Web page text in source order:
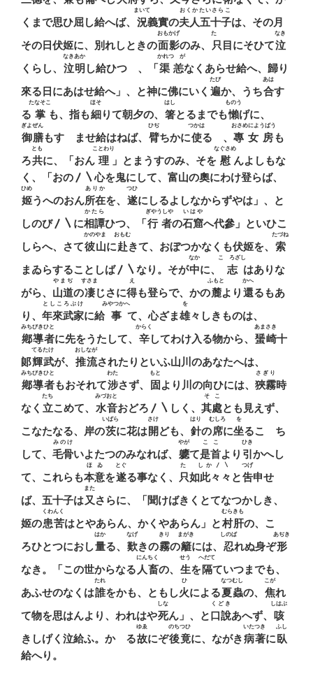
くまで思ひ屈し給へば、 況
まいて
義實の夫人五十子
おくかたいさらこ
は、その月
その日伏姬に、別れしときの面影
おもかげ
のみ、 只
たゞ
目にそひて泣
なき
くらし、 泣明
なきあか
し給ひつゝ、「渠恙
かれつゝが
なくあらせ給へ、歸り
來る日にあはせ給へ」、と神に佛にいく 遍
たび
か、うち合
あは
す
る 掌
たなそこ
も、指も細
ほそ
りて朝夕の、 箸
はし
とるまでも懶
ものう
げに、
御膳
ぎよぜん
もすゝませ給はねば、 臂
ひぢ
ちかに使
つかは
るゝ、 專女房
おさめにようばう
も
ろ共
とも
に、「おん 理
ことわり
」とまうすのみ、そを 慰
なぐさめ
んよしもな
く、「おの〳〵心を鬼にして、富山の奧にわけ登らば、
姬
ひめ
うへのおん所在
ありか
を、 遂
つひ
にしるよしなからずやは」、と
しのび〳〵に相譚
かたら
ひつ、「行者
ぎやうしや
の石窟
いはや
へ代參」といひこ
しらへ、さて彼山
かのやま
に赴
おもむ
きて、おぼつかなくも伏姬を、 索
たづね
まゐらすることしば〳〵なり。そが中
なか
に、 志
こゝろざし
はありな
がら、 山道
やまぢ
の凄
すさま
じさに得
え
も登らで、かの麓
ふもと
より還
かへ
るもあ
り、 年來武家
としころぶけ
に給 事
みやつかへ
て、心ざま雄
を
々 しきものは、
鄕導者
みちびきひと
に先をうたして、 辛
からく
してわけ入る物から、 蜑崎
あまさき
十
郞輝武
てるたけ
が、 推流
おしなが
されたりといふ山川のあなたへは、
鄕導者
みちびきひと
もおそれて涉
わた
さず、 固
もと
より川の向ひには、 狹霧
さぎり
時
なく 立
たち
こめて、 水音
みづおと
おどろ〳〵しく、 其處
そこ
とも見えず、
こなたなる、岸の茨
いばら
に花は開
さけ
ども、 針
はり
の席
むしろ
に坐
を
るこゝち
して、 毛骨
みのけ
いよたつのみなれば、 軈
やが
て是
こ
首
こ
より 引
ひき
かへし
て、これらも本意
ほゐ
を遂
とぐ
る事なく、 只如此々々
たゞしか〳〵
と吿
つげ
申せ
ば、五十子は又
また
さらに、「聞けばきくとてなつかしき、
姬の患苦
くわんく
はとやあらん、かくやあらん」と村肝
むらきも
の、こゝ
ろひとつにおし量
はか
る、 歎
なげ
きの霧
きり
の籬
まがき
には、 忍
しのば
れぬ身ぞ形
あぢき
なき。「この世からなる人畜
にんちく
の、 生
せう
を隔
へだて
ていつまでも、
あふせのなくは誰
たれ
をかも、ともし火
ひ
による夏蟲
なつむし
の、 焦
こが
れ
て物を思はんより、われはや死
しな
ん」、と口說
くどき
あへず、 咳
しはぶ
きしげく泣給ふ。かゝる故
ゆゑ
にぞ後竟
のちつひ
に、ながき病著
いたつき
に臥
ふし
給へり。